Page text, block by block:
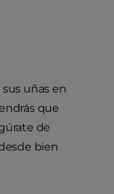
uñas en
que
de
bien